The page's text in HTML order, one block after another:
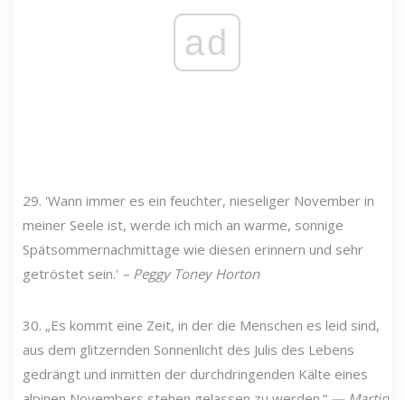
ad
29. 'Wann immer es ein feuchter, nieseliger November in
meiner Seele ist, werde ich mich an warme, sonnige
Spätsommernachmittage wie diesen erinnern und sehr
getröstet sein.' – Peggy Toney Horton
30. „Es kommt eine Zeit, in der die Menschen es leid sind,
aus dem glitzernden Sonnenlicht des Julis des Lebens
gedrängt und inmitten der durchdringenden Kälte eines